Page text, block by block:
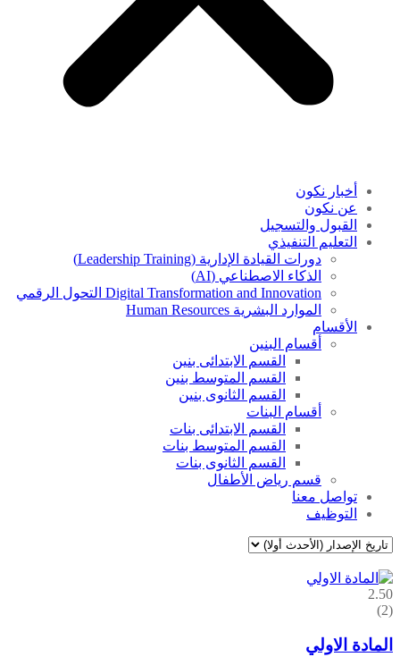
أخبار نكون
عن نكون
القبول والتسجيل
التعليم التنفيذي
دورات القيادة الإدارية (Leadership Training)
الذكاء الاصطناعي (AI)
Digital Transformation and Innovation التحول الرقمي
الموارد البشرية Human Resources
الأقسام
أقسام البنين
القسم الابتدائى بنين
القسم المتوسط بنين
القسم الثانوى بنين
أقسام البنات
القسم الابتدائى بنات
القسم المتوسط بنات
القسم الثانوى بنات
قسم رياض الأطفال
تواصل معنا
التوظيف
2.50
(2)
المادة الاولي